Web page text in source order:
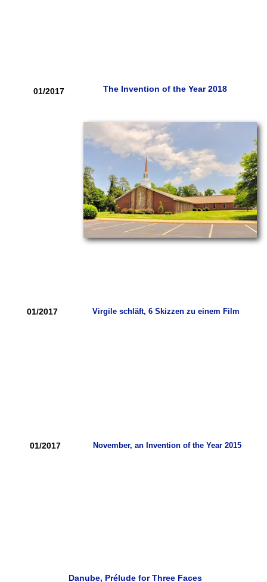
The Invention of the Year 2018
01/2017
01/2017
01/2017
Virgile schläft, 6 Skizzen zu einem Film
November, an Invention of the Year 2015
Danube, Prélude for Three Faces